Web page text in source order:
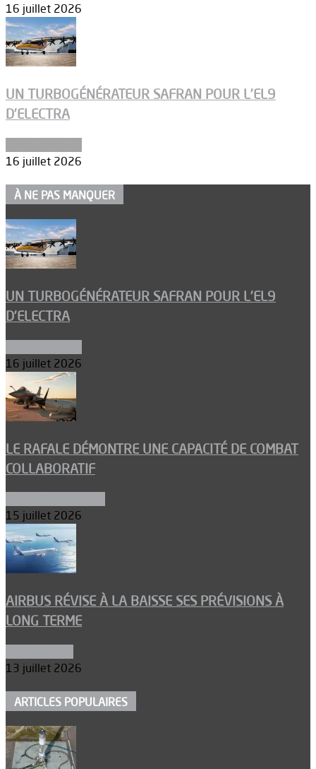
16 juillet 2026
UN TURBOGÉNÉRATEUR SAFRAN POUR L’EL9
D’ELECTRA
16 juillet 2026
À NE PAS MANQUER
UN TURBOGÉNÉRATEUR SAFRAN POUR L’EL9
D’ELECTRA
16 juillet 2026
LE RAFALE DÉMONTRE UNE CAPACITÉ DE COMBAT
COLLABORATIF
15 juillet 2026
AIRBUS RÉVISE À LA BAISSE SES PRÉVISIONS À
LONG TERME
13 juillet 2026
ARTICLES POPULAIRES